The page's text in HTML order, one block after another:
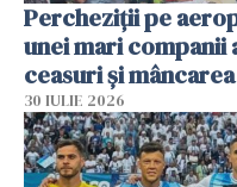
Percheziții pe
unei mari
ceasuri și
30 IULIE 2026